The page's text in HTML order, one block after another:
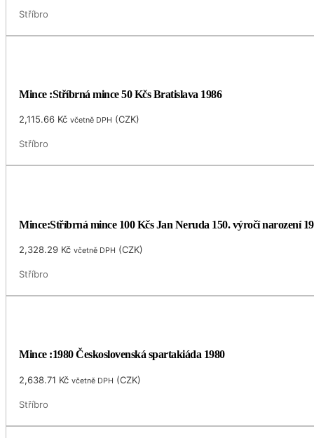
Stříbro
Mince :Stříbrná mince 50 Kčs Bratislava 1986
2,115.66 Kč včetně DPH (CZK)
Stříbro
Mince:Stříbrná mince 100 Kčs Jan Neruda 150. výročí narození
2,328.29 Kč včetně DPH (CZK)
Stříbro
Mince :1980 Československá spartakiáda 1980
2,638.71 Kč včetně DPH (CZK)
Stříbro